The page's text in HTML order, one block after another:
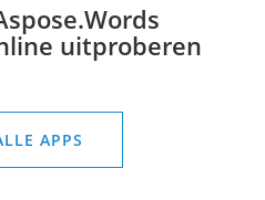
uitproberen
APPS